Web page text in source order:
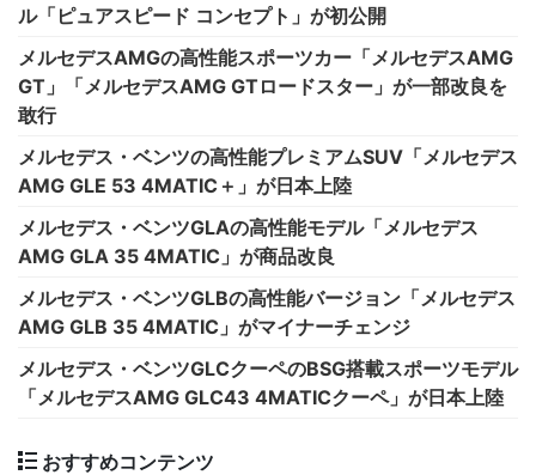
ル「ピュアスピード コンセプト」が初公開
メルセデスAMGの高性能スポーツカー「メルセデスAMG
GT」「メルセデスAMG GTロードスター」が一部改良を
敢行
メルセデス・ベンツの高性能プレミアムSUV「メルセデス
AMG GLE 53 4MATIC＋」が日本上陸
メルセデス・ベンツGLAの高性能モデル「メルセデス
AMG GLA 35 4MATIC」が商品改良
メルセデス・ベンツGLBの高性能バージョン「メルセデス
AMG GLB 35 4MATIC」がマイナーチェンジ
メルセデス・ベンツGLCクーペのBSG搭載スポーツモデル
「メルセデスAMG GLC43 4MATICクーペ」が日本上陸
おすすめコンテンツ